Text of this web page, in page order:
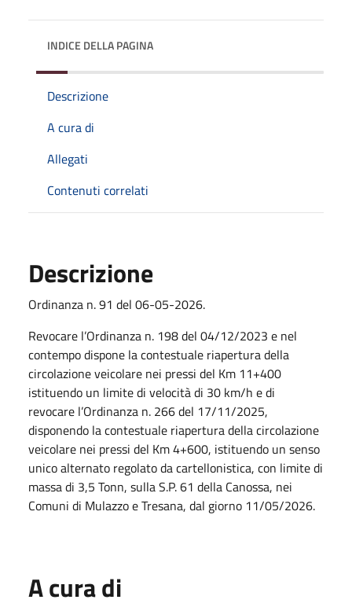
INDICE DELLA PAGINA
Descrizione
A cura di
Allegati
Contenuti correlati
Descrizione
Ordinanza n. 91 del 06-05-2026.
Revocare l’Ordinanza n. 198 del 04/12/2023 e nel
contempo dispone la contestuale riapertura della
circolazione veicolare nei pressi del Km 11+400
istituendo un limite di velocità di 30 km/h e di
revocare l’Ordinanza n. 266 del 17/11/2025,
disponendo la contestuale riapertura della circolazione
veicolare nei pressi del Km 4+600, istituendo un senso
unico alternato regolato da cartellonistica, con limite di
massa di 3,5 Tonn, sulla S.P. 61 della Canossa, nei
Comuni di Mulazzo e Tresana, dal giorno 11/05/2026.
A cura di